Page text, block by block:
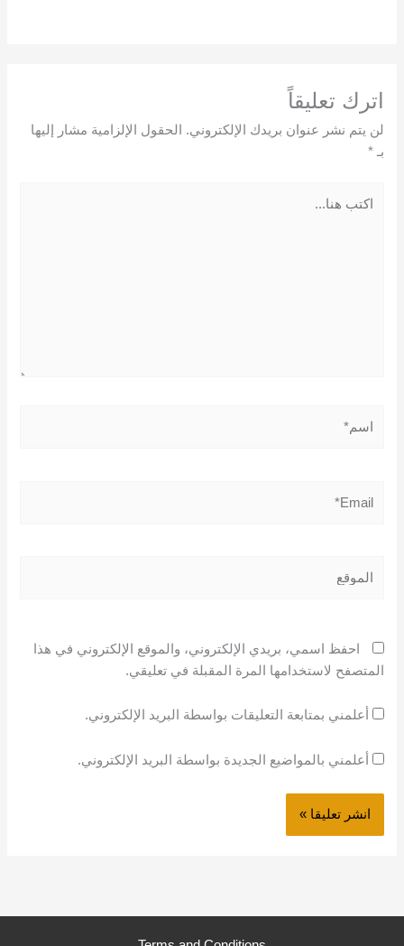
اترك تعليقاً
لن يتم نشر عنوان بريدك الإلكتروني.
الحقول الإلزامية مشار إليها
بـ*
احفظ اسمي، بريدي الإلكتروني، والموقع الإلكتروني في هذا
المتصفح لاستخدامها المرة المقبلة في تعليقي.
أعلمني بمتابعة التعليقات بواسطة البريد الإلكتروني.
أعلمني بالمواضيع الجديدة بواسطة البريد الإلكتروني.